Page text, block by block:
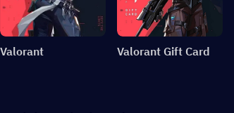
Valorant Valorant Gift Card